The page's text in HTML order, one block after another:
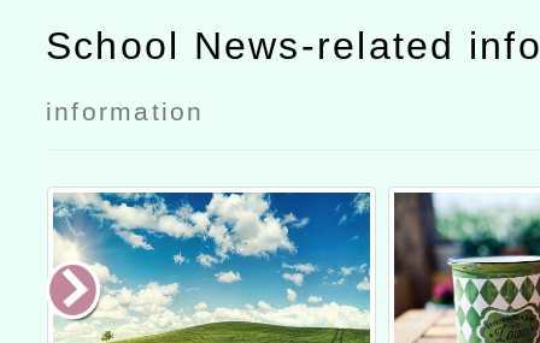
School News-related
information